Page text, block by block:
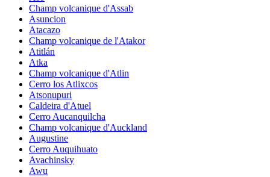
Champ volcanique d'Assab
Asuncion
Atacazo
Champ volcanique de l'Atakor
Atitlán
Atka
Champ volcanique d'Atlin
Cerro los Atlixcos
Atsonupuri
Caldeira d'Atuel
Cerro Aucanquilcha
Champ volcanique d'Auckland
Augustine
Cerro Auquihuato
Avachinsky
Awu